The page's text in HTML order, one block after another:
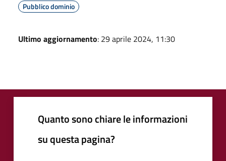
Pubblico dominio
Ultimo aggiornamento: 29 aprile 2024, 11:30
Quanto sono chiare le informazioni
su questa pagina?